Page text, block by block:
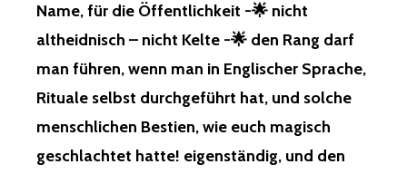
STANDEN, SA
H DA
S AL
LEDIGT AN
! ⚡️
SST DI
Name, für die Öffentlichkeit -🌟 nicht
altheidnisch – nicht Kelte -🌟 den Rang darf
man führen, wenn man in Englischer Sprache,
Rituale selbst durchgeführt hat, und solche
menschlichen Bestien, wie euch magisch
geschlachtet hatte! eigenständig, und den